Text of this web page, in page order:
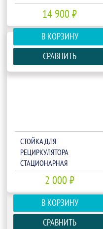
14 900 ₽
В КОРЗИНУ
СРАВНИТЬ
СТОЙКА ДЛЯ
РЕЦИРКУЛЯТОРА
СТАЦИОНАРНАЯ
2 000 ₽
В КОРЗИНУ
СРАВНИТЬ